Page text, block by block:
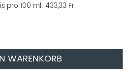
pro 100 ml 433,33 Fr.
WARENKORB